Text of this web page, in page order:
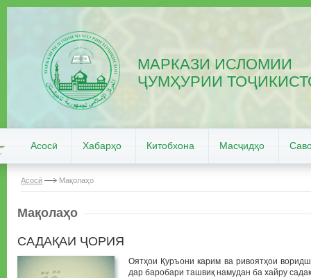
МАРКАЗИ ИСЛОМИИ
ҶУМҲУРИИ
Асосӣ Хабарҳо Китобхона Масҷидҳо
Асосӣ Мақолаҳо
Мақолаҳо
САДАҚАИ ҶОРИЯ
Оятҳои Қуръони карим ва ривоятҳои
дар баробари ташвиқ намудан ба хайру